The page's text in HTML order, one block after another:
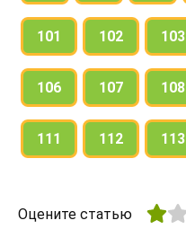
101 102 103
106 107 108
111 112 113
Оцените статью